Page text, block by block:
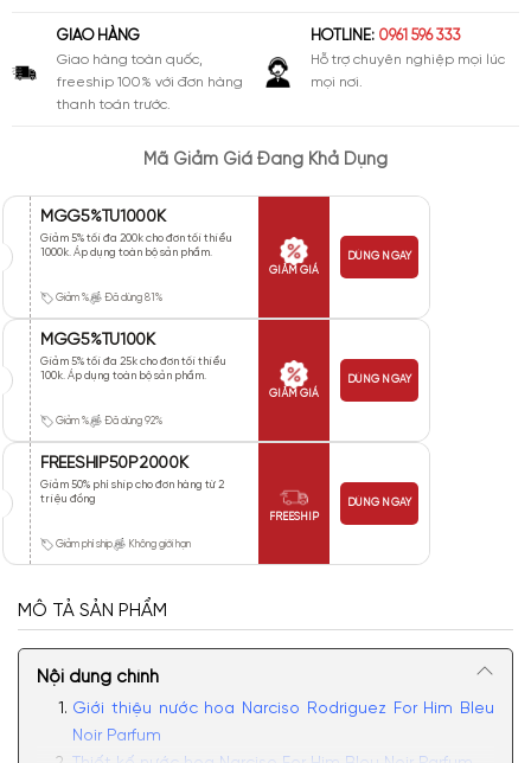
GIAO HÀNG
Giao hàng toàn quốc,
freeship 100% với đơn hàng
thanh toán trước.
HOTLINE: 0961 596 333
Hỗ trợ chuyên nghiệp mọi lúc
mọi nơi.
Mã Giảm Giá Đang Khả Dụng
MGG5%TU1000K
Giảm 5% tối đa 200k cho đơn tối thiểu
1000k. Áp dụng toàn bộ sản phẩm.
Giảm % Đã dùng 81%
GIẢM GIÁ
DÙNG NGAY
MGG5%TU100K
Giảm 5% tối đa 25k cho đơn tối thiểu
100k. Áp dụng toàn bộ sản phẩm.
Giảm % Đã dùng 92%
GIẢM GIÁ
DÙNG NGAY
FREESHIP50P2000K
Giảm 50% phí ship cho đơn hàng từ 2
triệu đồng
Giảm phí ship Không giới hạn
FREESHIP
DÙNG NGAY
MÔ TẢ SẢN PHẨM
Nội dung chính
Giới thiệu nước hoa Narciso Rodriguez For Him Bleu
Noir Parfum